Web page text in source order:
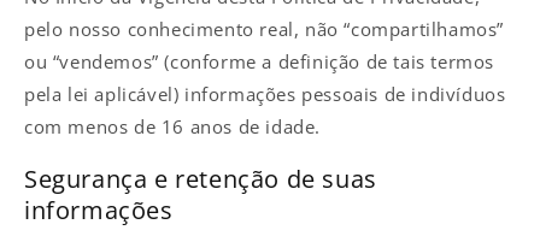
pelo nosso conhecimento real, não “compartilhamos”
ou “vendemos” (conforme a definição de tais termos
pela lei aplicável) informações pessoais de indivíduos
com menos de 16 anos de idade.
Segurança e retenção de suas
informações